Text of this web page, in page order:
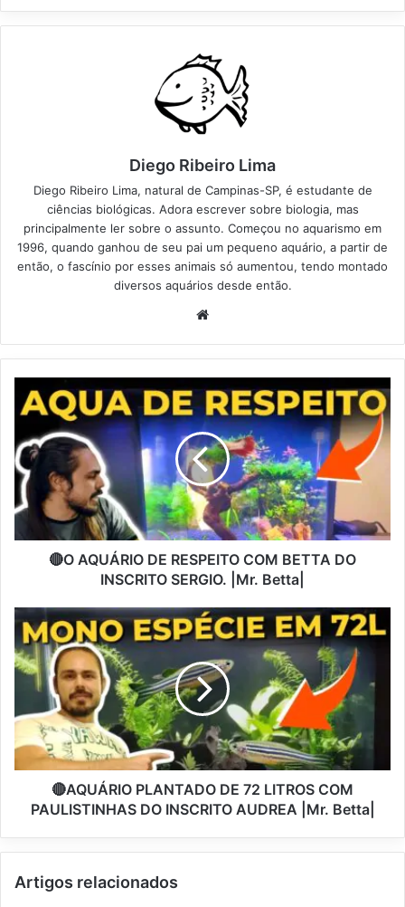
Diego Ribeiro Lima
Diego Ribeiro Lima, natural de Campinas-SP, é estudante de
ciências biológicas. Adora escrever sobre biologia, mas
principalmente ler sobre o assunto. Começou no aquarismo em
1996, quando ganhou de seu pai um pequeno aquário, a partir de
então, o fascínio por esses animais só aumentou, tendo montado
diversos aquários desde então.
Website
🔴O AQUÁRIO DE RESPEITO COM BETTA DO
INSCRITO SERGIO. |Mr. Betta|
🔴AQUÁRIO PLANTADO DE 72 LITROS COM
PAULISTINHAS DO INSCRITO AUDREA |Mr. Betta|
Artigos relacionados